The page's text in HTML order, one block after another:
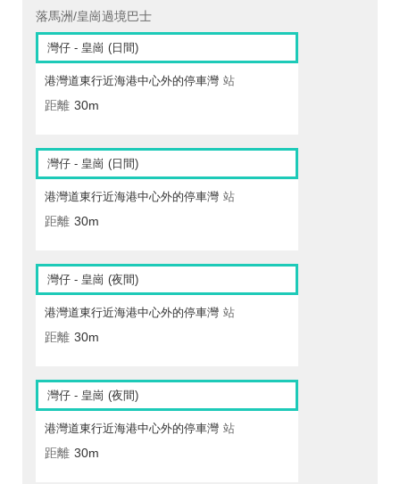
落馬洲/皇崗過境巴士
灣仔 - 皇崗 (日間)
港灣道東行近海港中心外的停車灣 站
距離 30m
灣仔 - 皇崗 (日間)
港灣道東行近海港中心外的停車灣 站
距離 30m
灣仔 - 皇崗 (夜間)
港灣道東行近海港中心外的停車灣 站
距離 30m
灣仔 - 皇崗 (夜間)
港灣道東行近海港中心外的停車灣 站
距離 30m